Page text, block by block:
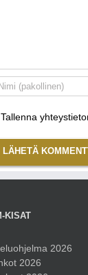
Tallenna
KISAT
2026
2026